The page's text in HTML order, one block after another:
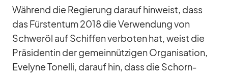
Wäh­rend die Re­gie­rung dar­auf hin­weist, dass
das Fürs­ten­tum 2018 die Ver­wen­dung von
Schweröl auf Schif­fen ver­bo­ten hat, weist die
Prä­si­den­tin der ge­mein­nüt­zi­gen Or­ga­ni­sa­tion,
Eve­lyne To­nelli, dar­auf hin, dass die Schorn­